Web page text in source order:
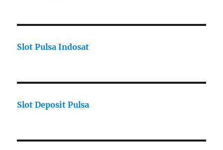
Slot Pulsa Indosat
Slot Deposit Pulsa